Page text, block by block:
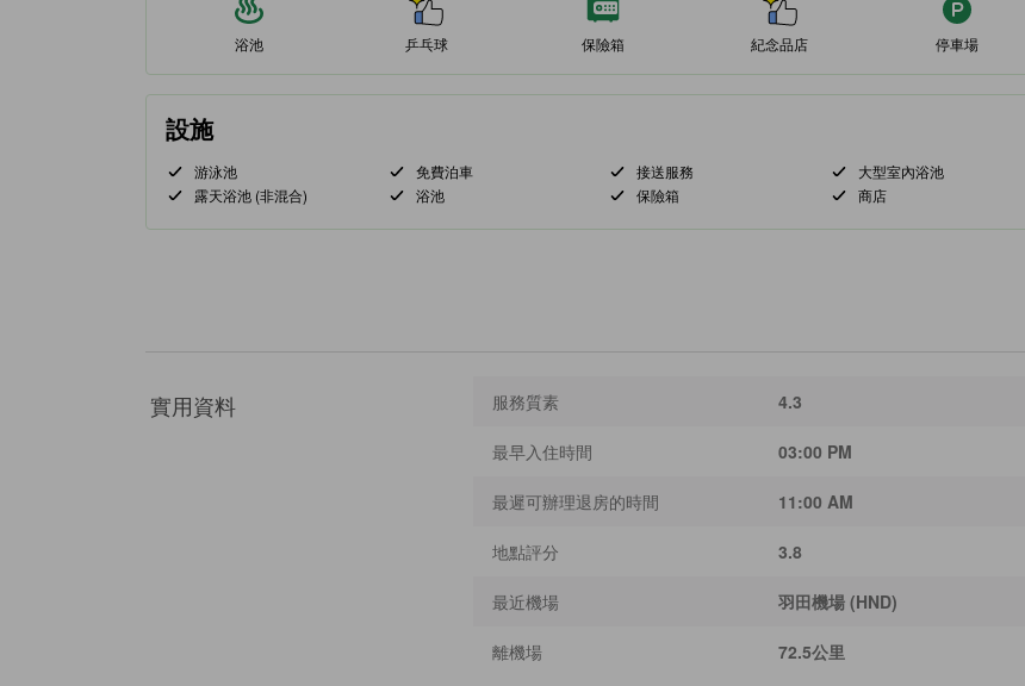
浴池 乒乓球 保險箱 紀念品店 停車場
設施
游泳池 免費泊車 接送服務
大型室內浴池
露天浴池 (非混合)
浴池 保險箱 商店
實用資料 服務質素 4.3
最早入住時間 03:00 PM
最遲可辦理退房的時間 11:00 AM
地點評分 3.8
最近機場 羽田機場 (HND)
離機場 72.5公里